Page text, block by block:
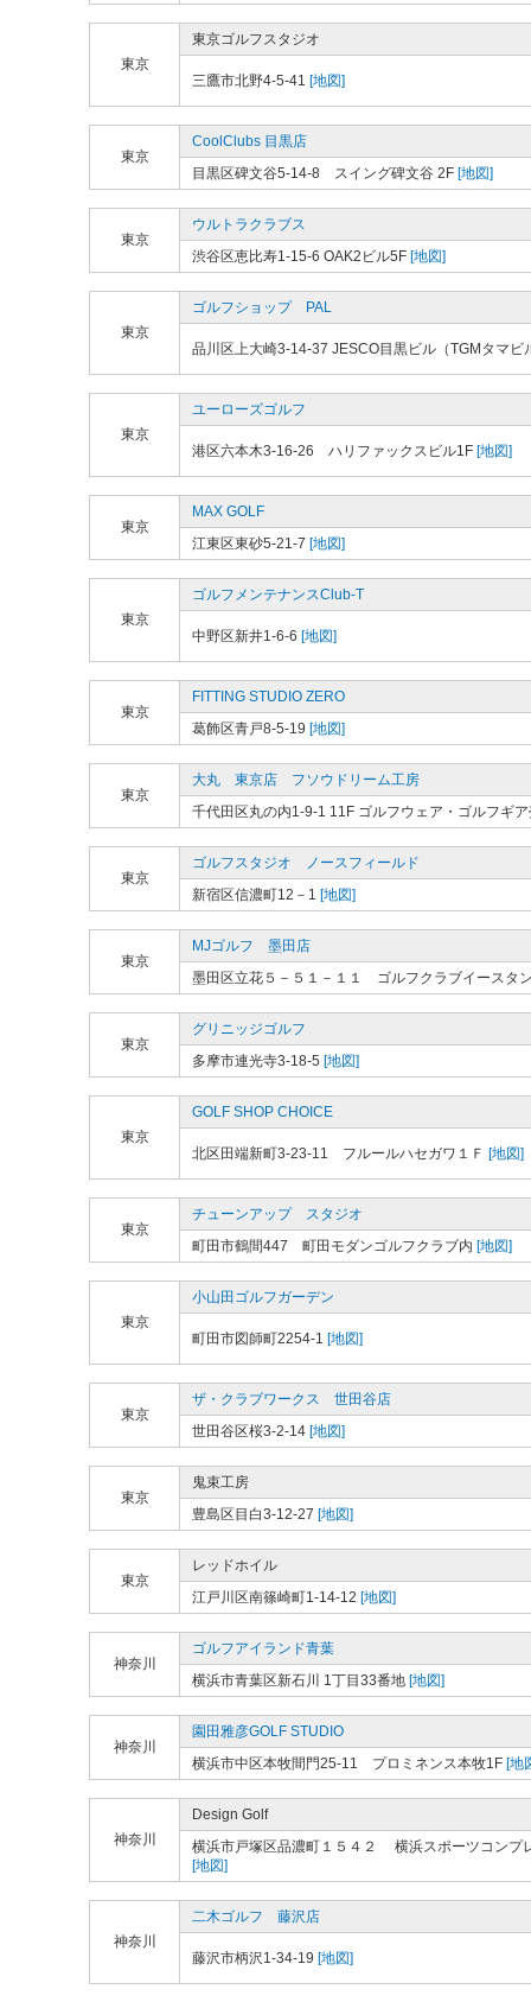
東京
東京ゴルフスタジオ
三鷹市北野4-5-41 [地図]
東京
CoolClubs 目黒店
目黒区碑文谷5-14-8 スイング碑文谷 2F [地図]
東京
ウルトラクラブス
渋谷区恵比寿1-15-6 OAK2ビル5F [地図]
東京
ゴルフショップ PAL
品川区上大崎3-14-37 JESCO目黒ビル（TGMタマビ
東京
ユーローズゴルフ
港区六本木3-16-26 ハリファックスビル1F [地図]
東京
MAX GOLF
江東区東砂5-21-7 [地図]
東京
ゴルフメンテナンスClub-T
中野区新井1-6-6 [地図]
東京
FITTING STUDIO ZERO
葛飾区青戸8-5-19 [地図]
東京
大丸 東京店 フソウドリーム工房
千代田区丸の内1-9-1 11F ゴルフウェア・ゴルフギ
東京
ゴルフスタジオ ノースフィールド
新宿区信濃町12－1 [地図]
東京
MJゴルフ 墨田店
墨田区立花５－５１－１１ ゴルフクラブイースタ
東京
グリニッジゴルフ
多摩市連光寺3-18-5 [地図]
東京
GOLF SHOP CHOICE
北区田端新町3-23-11 フルールハセガワ１Ｆ [地図]
東京
チューンアップ スタジオ
町田市鶴間447 町田モダンゴルフクラブ内 [地図]
東京
小山田ゴルフガーデン
町田市図師町2254-1 [地図]
東京
ザ・クラブワークス 世田谷店
世田谷区桜3-2-14 [地図]
東京
鬼束工房
豊島区目白3-12-27 [地図]
東京
レッドホイル
江戸川区南篠崎町1-14-12 [地図]
神奈川
ゴルフアイランド青葉
横浜市青葉区新石川 1丁目33番地 [地図]
神奈川
園田雅彦GOLF STUDIO
横浜市中区本牧間門25-11 プロミネンス本牧1F [地
神奈川
Design Golf
横浜市戸塚区品濃町１５４２ 横浜スポーツコンプ
[地図]
神奈川
二木ゴルフ 藤沢店
藤沢市柄沢1-34-19 [地図]